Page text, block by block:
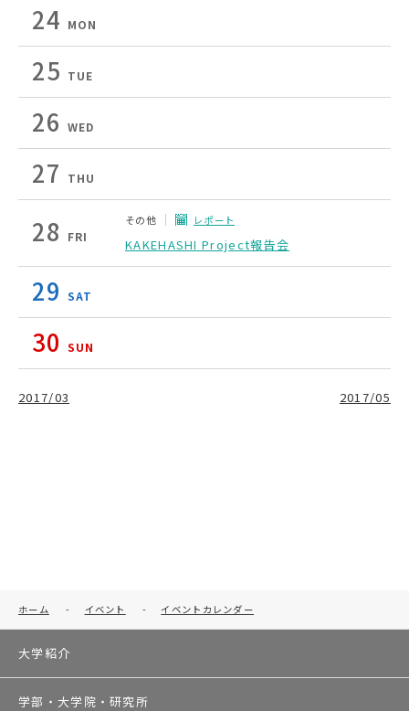
24 MON
25 TUE
26 WED
27 THU
28 FRI
その他 レポート
KAKEHASHI Project報告会
29 SAT
30 SUN
2017/03 2017/05
ホーム - イベント - イベントカレンダー
大学紹介
学部・大学院・研究所